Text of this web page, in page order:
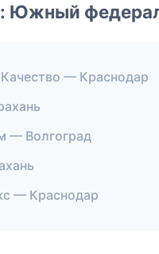
Южный
— Краснодар
— Волгоград
— Краснодар